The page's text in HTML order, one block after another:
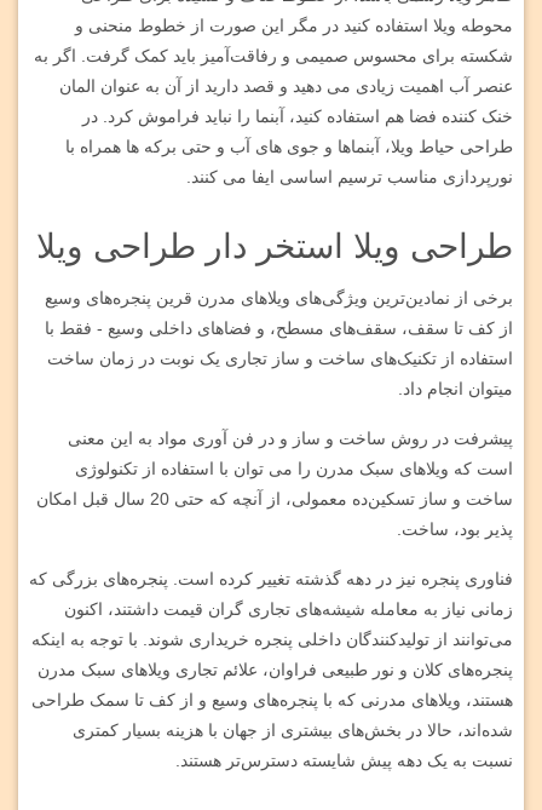
محوطه ویلا استفاده کنید در مگر این صورت از خطوط منحنی و
شکسته برای محسوس صمیمی و رفاقت‌آمیز باید کمک گرفت. اگر به
عنصر آب اهمیت زیادی می دهید و قصد دارید از آن به عنوان المان
خنک کننده فضا هم استفاده کنید، آبنما را نباید فراموش کرد. در
طراحی حیاط ویلا، آبنماها و جوی های آب و حتی برکه ها همراه با
نورپردازی مناسب ترسیم اساسی ایفا می کنند.
طراحی ویلا استخر دار طراحی ویلا
برخی از نمادین‌ترین ویژگی‌های ویلاهای مدرن قرین پنجره‌های وسیع
از کف تا سقف، سقف‌های مسطح، و فضاهای داخلی وسیع - فقط با
استفاده از تکنیک‌های ساخت و ساز تجاری یک نوبت در زمان ساخت
میتوان انجام داد.
پیشرفت در روش ساخت و ساز و در فن آوری مواد به این معنی
است که ویلاهای سبک مدرن را می توان با استفاده از تکنولوژی
ساخت و ساز تسکین‌ده معمولی، از آنچه که حتی 20 سال قبل امکان
پذیر بود، ساخت.
فناوری پنجره نیز در دهه گذشته تغییر کرده است. پنجره‌های بزرگی که
زمانی نیاز به معامله شیشه‌های تجاری گران قیمت داشتند، اکنون
می‌توانند از تولیدکنندگان داخلی پنجره خریداری شوند. با توجه به اینکه
پنجره‌های کلان و نور طبیعی فراوان، علائم تجاری ویلاهای سبک مدرن
هستند، ویلاهای مدرنی که با پنجره‌های وسیع و از کف تا سمک طراحی
شده‌اند، حالا در بخش‌های بیشتری از جهان با هزینه بسیار کمتری
نسبت به یک دهه پیش شایسته دسترس‌تر هستند.